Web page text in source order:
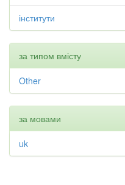
інститути
за типом вмісту
Other
за мовами
uk